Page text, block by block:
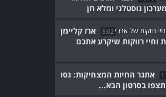
נוסטלגי ומלא חן
5:02
ארז קליימן
וחיי רווקות שיקרע אתכם
אתגר החיות המצחיקות: נסו
בסרטון הבא...